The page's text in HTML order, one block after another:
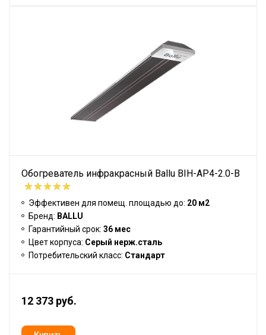
Обогреватель инфракрасный Ballu BIH-AP4-2.0-B
Эффективен для помещ. площадью до: 20 м2
Бренд: BALLU
Гарантийный срок: 36 мес
Цвет корпуса: Серый нерж.сталь
Потребительский класс: Стандарт
12 373 руб.